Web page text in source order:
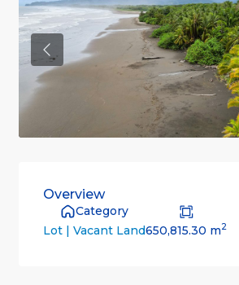
Previous
Overview
Category
Lot | Vacant Land650,815.30 m2